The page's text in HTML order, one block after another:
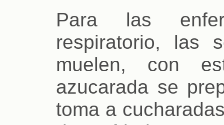
Para las
respiratorio, las
muelen, con
azucarada se
toma a